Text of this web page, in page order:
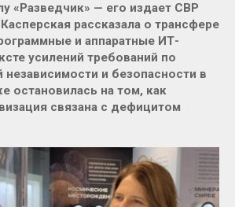
«Разведчик» — его издает СВР
рассказала о трансфере
и аппаратные ИТ-
усилений требований по
независимости и безопасности в
остановилась на том, как
связана с дефицитом